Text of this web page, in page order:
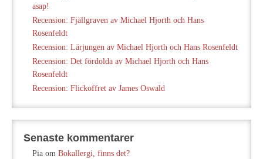
asap!
Recension: Fjällgraven av Michael Hjorth och Hans
Rosenfeldt
Recension: Lärjungen av Michael Hjorth och Hans Rosenfeldt
Recension: Det fördolda av Michael Hjorth och Hans
Rosenfeldt
Recension: Flickoffret av James Oswald
Senaste kommentarer
Pia om Bokallergi, finns det?